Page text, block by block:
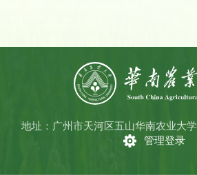
地址：广州市天河区五山华南农业大学
管理登录